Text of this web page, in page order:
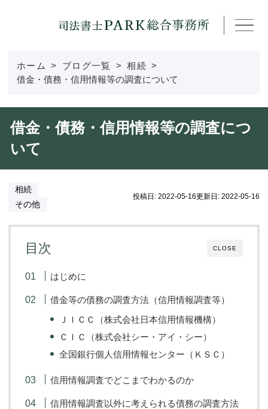
事務所紹介
所属司法書士
取扱分野
費用
採用情報
ブログ
お問い合わせ
ホーム ブログ一覧
相続
借金・債務・信用情報等の調査について
借金・債務・信用情報等の調査につ
いて
相続
その他
投稿日: 2022-05-16更新日: 2022-05-16
CLOSE
目次
はじめに
借金等の債務の調査方法（信用情報調査等）
ＪＩＣＣ（株式会社日本信用情報機構）
ＣＩＣ（株式会社シー・アイ・シー）
全国銀行個人信用情報センター（ＫＳＣ）
信用情報調査でどこまでわかるのか
信用情報調査以外に考えられる債務の調査方法